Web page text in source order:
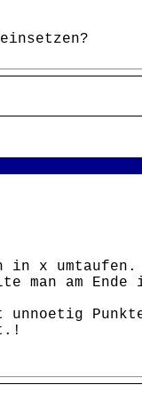
in x
am Ende
Punkte,